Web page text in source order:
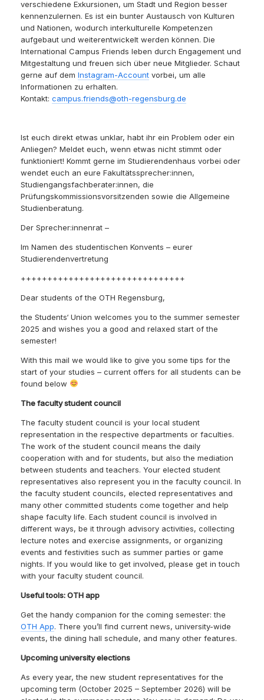
verschiedene Exkursionen, um Stadt und Region besser
kennenzulernen. Es ist ein bunter Austausch von Kulturen
und Nationen, wodurch interkulturelle Kompetenzen
aufgebaut und weiterentwickelt werden können. Die
International Campus Friends leben durch Engagement und
Mitgestaltung und freuen sich über neue Mitglieder. Schaut
gerne auf dem Instagram-Account vorbei, um alle
Informationen zu erhalten.
Kontakt: campus.friends@oth-regensburg.de
Ist euch direkt etwas unklar, habt ihr ein Problem oder ein
Anliegen? Meldet euch, wenn etwas nicht stimmt oder
funktioniert! Kommt gerne im Studierendenhaus vorbei oder
wendet euch an eure Fakultätssprecher:innen,
Studiengangsfachberater:innen, die
Prüfungskommissionsvorsitzenden sowie die Allgemeine
Studienberatung.
Der Sprecher:innenrat –
Im Namen des studentischen Konvents – eurer
Studierendenvertretung
+++++++++++++++++++++++++++++++
Dear students of the OTH Regensburg,
the Students‘ Union welcomes you to the summer semester
2025 and wishes you a good and relaxed start of the
semester!
With this mail we would like to give you some tips for the
start of your studies – current offers for all students can be
found below
The faculty student council
The faculty student council is your local student
representation in the respective departments or faculties.
The work of the student council means the daily
cooperation with and for students, but also the mediation
between students and teachers. Your elected student
representatives also represent you in the faculty council. In
the faculty student councils, elected representatives and
many other committed students come together and help
shape faculty life. Each student council is involved in
different ways, be it through advisory activities, collecting
lecture notes and exercise assignments, or organizing
events and festivities such as summer parties or game
nights. If you would like to get involved, please get in touch
with your faculty student council.
Useful tools: OTH app
Get the handy companion for the coming semester: the
OTH App. There you’ll find current news, university-wide
events, the dining hall schedule, and many other features.
Upcoming university elections
As every year, the new student representatives for the
upcoming term (October 2025 – September 2026) will be